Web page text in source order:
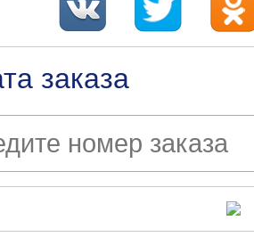
заказа